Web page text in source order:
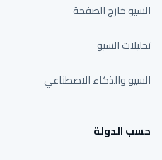
السيو خارج الصفحة
تحليلات السيو
السيو والذكاء الاصطناعي
حسب الدولة